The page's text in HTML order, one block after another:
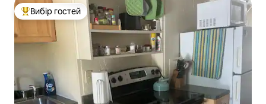
Топ вибір гостей
Вибір гостей